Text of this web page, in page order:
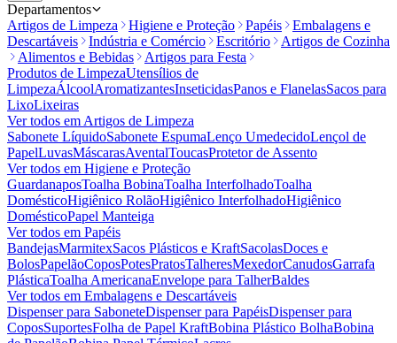
Departamentos
Artigos de Limpeza
Higiene e Proteção Papéis
Embalagens e
Descartáveis
Indústria e Comércio Escritório
Artigos de Cozinha
Alimentos e Bebidas
Artigos para Festa
Produtos de LimpezaUtensílios de
LimpezaÁlcoolAromatizantesInseticidasPanos e FlanelasSacos para
LixoLixeiras
Ver todos em Artigos de Limpeza
Sabonete LíquidoSabonete EspumaLenço UmedecidoLençol de
PapelLuvasMáscarasAventalToucasProtetor de Assento
Ver todos em Higiene e Proteção
GuardanaposToalha BobinaToalha InterfolhadoToalha
DomésticoHigiênico RolãoHigiênico InterfolhadoHigiênico
DomésticoPapel Manteiga
Ver todos em Papéis
BandejasMarmitexSacos Plásticos e KraftSacolasDoces e
BolosPapelãoCoposPotesPratosTalheresMexedorCanudosGarrafa
PlásticaToalha AmericanaEnvelope para TalherBaldes
Ver todos em Embalagens e Descartáveis
Dispenser para SaboneteDispenser para PapéisDispenser para
CoposSuportesFolha de Papel KraftBobina Plástico BolhaBobina